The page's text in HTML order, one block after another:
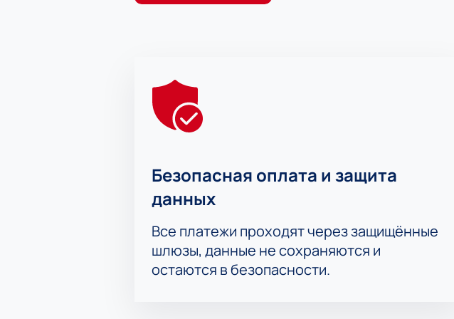
Безопасная оплата и защита
данных
Все платежи проходят через защищённые
шлюзы, данные не сохраняются и
остаются в безопасности.